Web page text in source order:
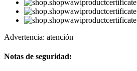
Advertencia: atención
Notas de seguridad: